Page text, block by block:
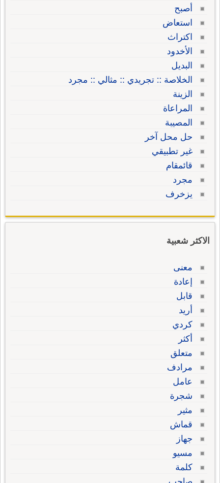
أصبح
استعاض
اكتراث
الأخدود
البديل
الخلاصة :: تجريدي :: مثالي :: مجرد
الزينة
المراعاة
المصيبة
حل محل آخر
غير تطبيقي
قائمقام
مجرد
يزخرف
الاكثر شعبية
معنى
إعادة
قابل
أريد
كردي
أكثر
متعلق
مرادف
عامل
شجرة
مثير
قماش
جهاز
مسيو
كلمة